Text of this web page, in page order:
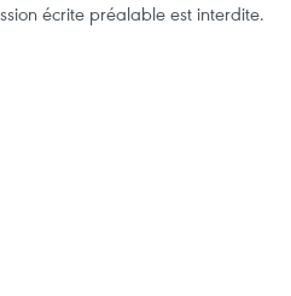
écrite préalable est interdite.